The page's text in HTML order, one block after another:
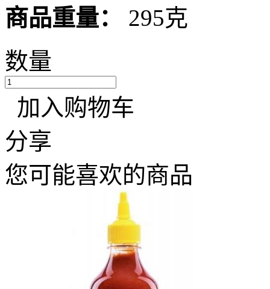
商品重量：
295克
数量
加入购物车
分享
您可能喜欢的商品